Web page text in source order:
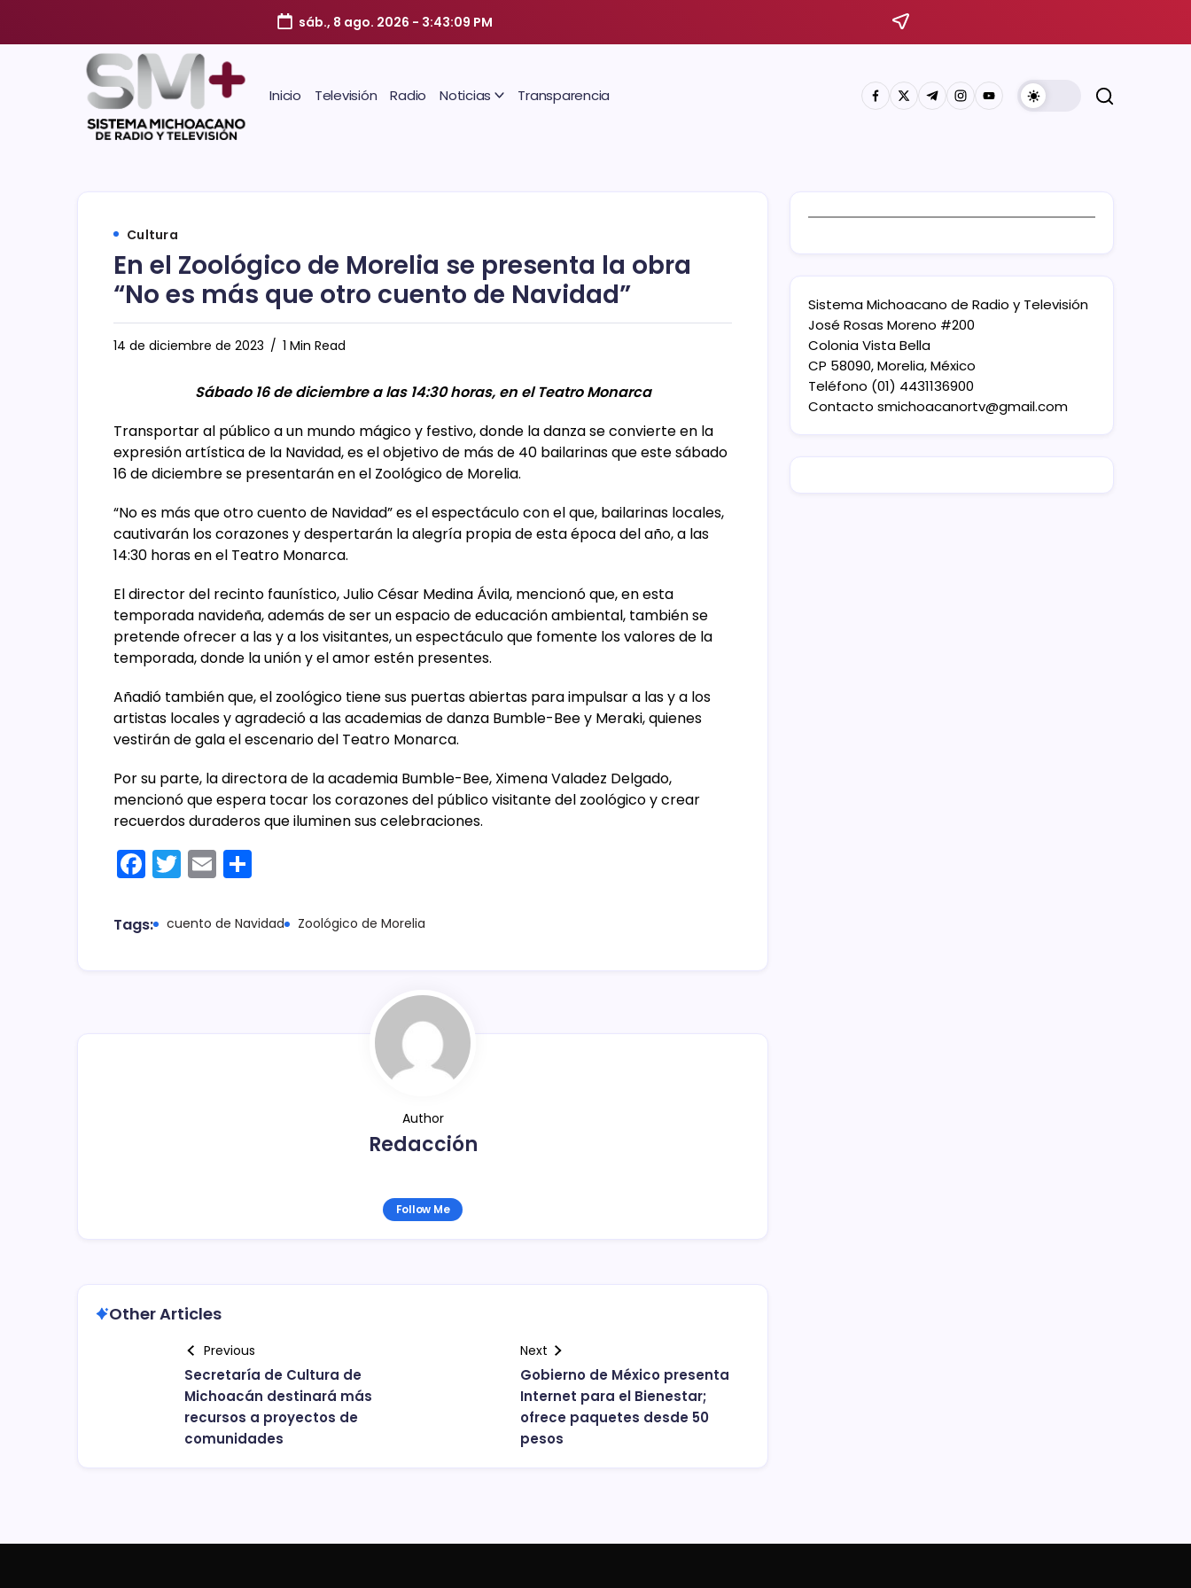
sáb., 8 ago. 2026 - 3:43:10 PM
Inicio Televisión Radio Noticias Transparencia
Cultura
En el Zoológico de Morelia se presenta la obra
“No es más que otro cuento de Navidad”
14 de diciembre de 2023 1 Min Read
Sábado 16 de diciembre a las 14:30 horas, en el Teatro Monarca
Transportar al público a un mundo mágico y festivo, donde la danza se convierte en la
expresión artística de la Navidad, es el objetivo de más de 40 bailarinas que este sábado
16 de diciembre se presentarán en el Zoológico de Morelia.
“No es más que otro cuento de Navidad” es el espectáculo con el que, bailarinas locales,
cautivarán los corazones y despertarán la alegría propia de esta época del año, a las
14:30 horas en el Teatro Monarca.
El director del recinto faunístico, Julio César Medina Ávila, mencionó que, en esta
temporada navideña, además de ser un espacio de educación ambiental, también se
pretende ofrecer a las y a los visitantes, un espectáculo que fomente los valores de la
temporada, donde la unión y el amor estén presentes.
Añadió también que, el zoológico tiene sus puertas abiertas para impulsar a las y a los
artistas locales y agradeció a las academias de danza Bumble-Bee y Meraki, quienes
vestirán de gala el escenario del Teatro Monarca.
Por su parte, la directora de la academia Bumble-Bee, Ximena Valadez Delgado,
mencionó que espera tocar los corazones del público visitante del zoológico y crear
recuerdos duraderos que iluminen sus celebraciones.
F
a
c
T
w
itt
E
m
ai m
Tags: cuento de Navidad Zoológico de Morelia
Author
Redacción
Follow Me
Other Articles
Previous
Secretaría de Cultura de
Michoacán destinará más
recursos a proyectos de
comunidades
Next
Gobierno de México presenta
Internet para el Bienestar;
ofrece paquetes desde 50
pesos
Sistema Michoacano de Radio y Televisión
José Rosas Moreno #200
Colonia Vista Bella
CP 58090, Morelia, México
Teléfono (01) 4431136900
Contacto smichoacanortv@gmail.com